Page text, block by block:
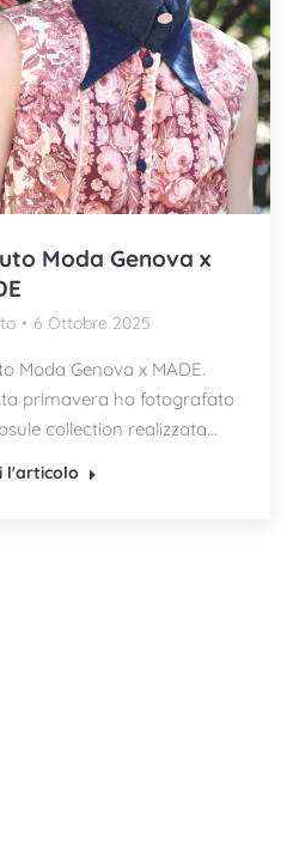
Moda Genova x
6 Ottobre 2025
Moda Genova x MADE.
primavera ho fotografato
collection realizzata…
l'articolo